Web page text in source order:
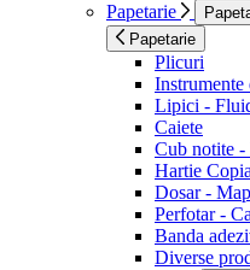
Papetarie
Papetarie
Plicuri
Instrumente
Lipici -
Caiete
Cub notite -
Hartie
Dosar -
Perfotar -
Banda
Diverse